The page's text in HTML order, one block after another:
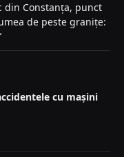
din Constanța, punct
de peste granițe:
cu mașini